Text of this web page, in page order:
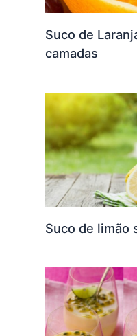
Suco de
camadas
Suco de limão